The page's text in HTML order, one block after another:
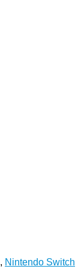
, Nintendo Switch